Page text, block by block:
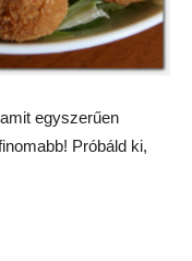
egyszerűen
Próbáld ki,